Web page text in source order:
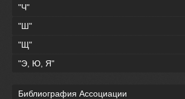
"Ч"
"Ш"
"Щ"
"Э, Ю, Я"
Библиография Ассоциации